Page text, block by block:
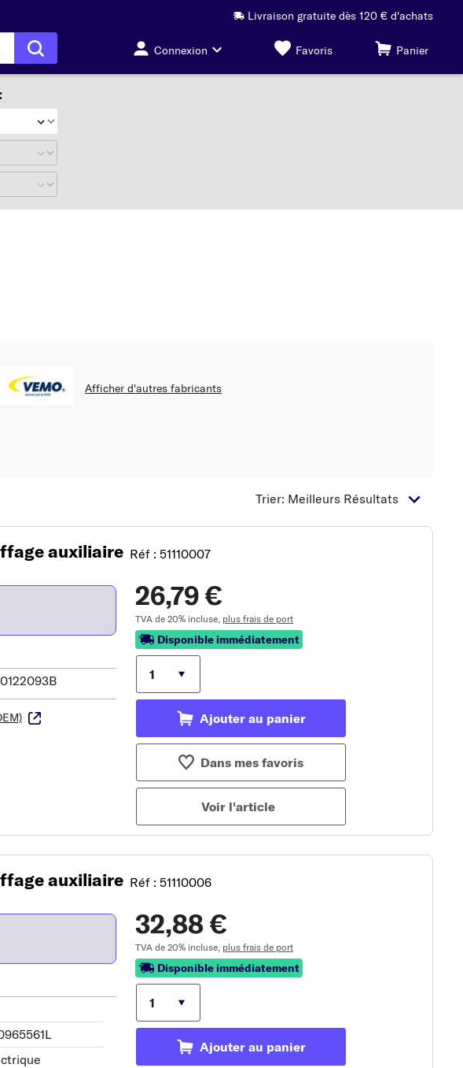
Livraison gratuite dès 120 € d'achats
Connexion Favoris Panier
Afficher d'autres fabricants
Trier: Meilleurs Résultats
auxiliaire Réf : 51110007
26,79 €
TVA de 20% incluse, plus frais de port
Disponible immédiatement
Ajouter au panier
Dans mes favoris
Voir l'article
auxiliaire Réf : 51110006
32,88 €
TVA de 20% incluse, plus frais de port
Disponible immédiatement
Ajouter au panier